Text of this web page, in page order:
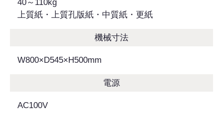
40～110kg
上質紙・上質孔版紙・中質紙・更紙
機械寸法
W800×D545×H500mm
電源
AC100V